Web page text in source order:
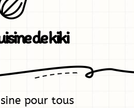
de kiki
pour tous